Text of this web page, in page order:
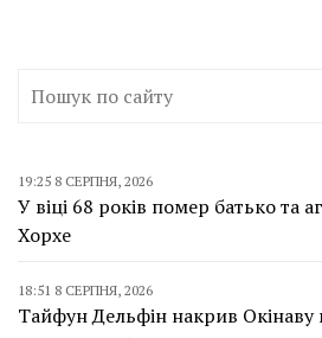
19:25 8 СЕРПНЯ, 2026
У віці 68 років помер батько та
Хорхе
18:51 8 СЕРПНЯ, 2026
Тайфун Дельфін накрив Окінаву